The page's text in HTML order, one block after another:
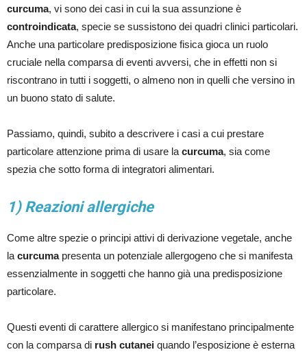
curcuma, vi sono dei casi in cui la sua assunzione è
controindicata, specie se sussistono dei quadri clinici particolari.
Anche una particolare predisposizione fisica gioca un ruolo
cruciale nella comparsa di eventi avversi, che in effetti non si
riscontrano in tutti i soggetti, o almeno non in quelli che versino in
un buono stato di salute.
Passiamo, quindi, subito a descrivere i casi a cui prestare
particolare attenzione prima di usare la curcuma, sia come
spezia che sotto forma di integratori alimentari.
1) Reazioni allergiche
Come altre spezie o principi attivi di derivazione vegetale, anche
la curcumapresenta un potenziale allergogeno che si manifesta
essenzialmente in soggetti che hanno già una predisposizione
particolare.
Questi eventi di carattere allergico si manifestano principalmente
con la comparsa di rush cutanei quando l’esposizione è esterna